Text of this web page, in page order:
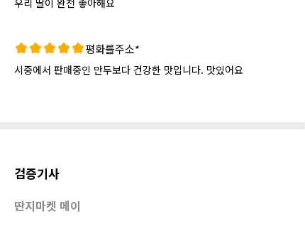
평화를주소*
시중에서 판매중인 만두보다 건강한 맛입니다. 맛있어요
검증기사
딴지마켓 메이